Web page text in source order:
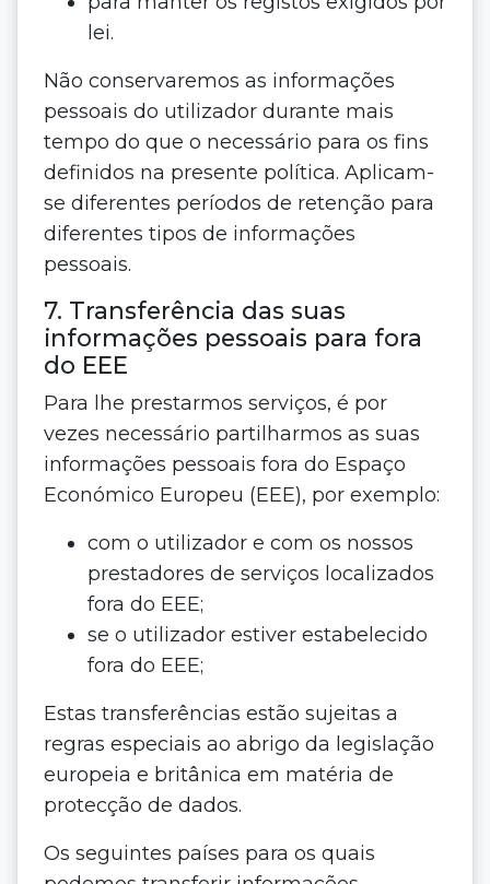
lei.
Não conservaremos as informações
pessoais do utilizador durante mais
tempo do que o necessário para os fins
definidos na presente política. Aplicam-
se diferentes períodos de retenção para
diferentes tipos de informações
pessoais.
7. Transferência das suas
informações pessoais para fora
do EEE
Para lhe prestarmos serviços, é por
vezes necessário partilharmos as suas
informações pessoais fora do Espaço
Económico Europeu (EEE), por exemplo:
com o utilizador e com os nossos
prestadores de serviços localizados
fora do EEE;
se o utilizador estiver estabelecido
fora do EEE;
Estas transferências estão sujeitas a
regras especiais ao abrigo da legislação
europeia e britânica em matéria de
protecção de dados.
Os seguintes países para os quais